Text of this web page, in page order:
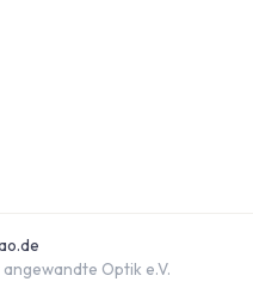
Optik e.V.